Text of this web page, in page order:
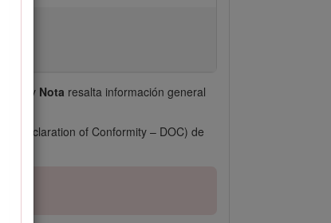
y Nota resalta información general
(Declaration of Conformity – DOC) de